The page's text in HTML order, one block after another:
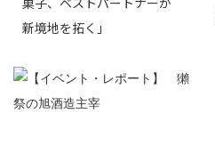
新境地を拓く」